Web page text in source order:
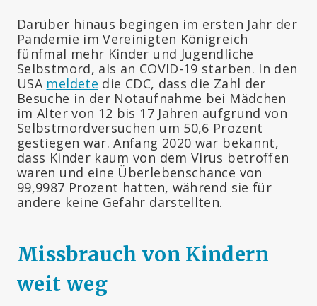
Darüber hinaus begingen im ersten Jahr der
Pandemie im Vereinigten Königreich
fünfmal mehr Kinder und Jugendliche
Selbstmord, als an COVID-19 starben. In den
USA meldete die CDC, dass die Zahl der
Besuche in der Notaufnahme bei Mädchen
im Alter von 12 bis 17 Jahren aufgrund von
Selbstmordversuchen um 50,6 Prozent
gestiegen war. Anfang 2020 war bekannt,
dass Kinder kaum von dem Virus betroffen
waren und eine Überlebenschance von
99,9987 Prozent hatten, während sie für
andere keine Gefahr darstellten.
Missbrauch von Kindern
weit weg